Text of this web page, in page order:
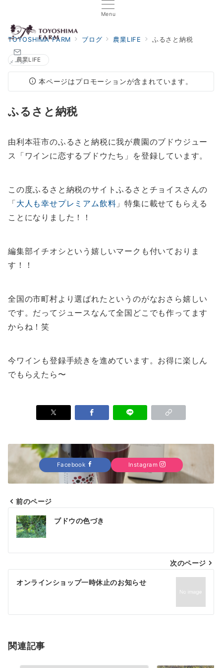
Menu
メール
TOYOSHIMA FARM ブログ 農業LIFE ふるさと納税
農業LIFE
本ページはプロモーションが含まれています。
ふるさと納税
由利本荘市のふるさと納税に我が農園のブドウジュー
ス「ワインに恋するブドウたち」を登録しています。
この度ふるさと納税のサイトふるさとチョイスさんの
「大人も幸せプレミアム飲料 」特集に載せてもらえる
ことになりました！！
編集部イチオシという嬉しいマークも付いておりま
す！！
全国の市町村より選ばれたというのがなおさら嬉しい
です。だってジュースなんて全国どこでも作ってます
からね！笑
今ワインも登録手続きを進めています。お得に楽しん
でもらえたら〜
Facebook Instagram
投
稿
ビ
ゲ
シ
ン
前のページ
ブドウの色づき
次のページ
オンラインショップ一時休止のお知らせ
関連記事